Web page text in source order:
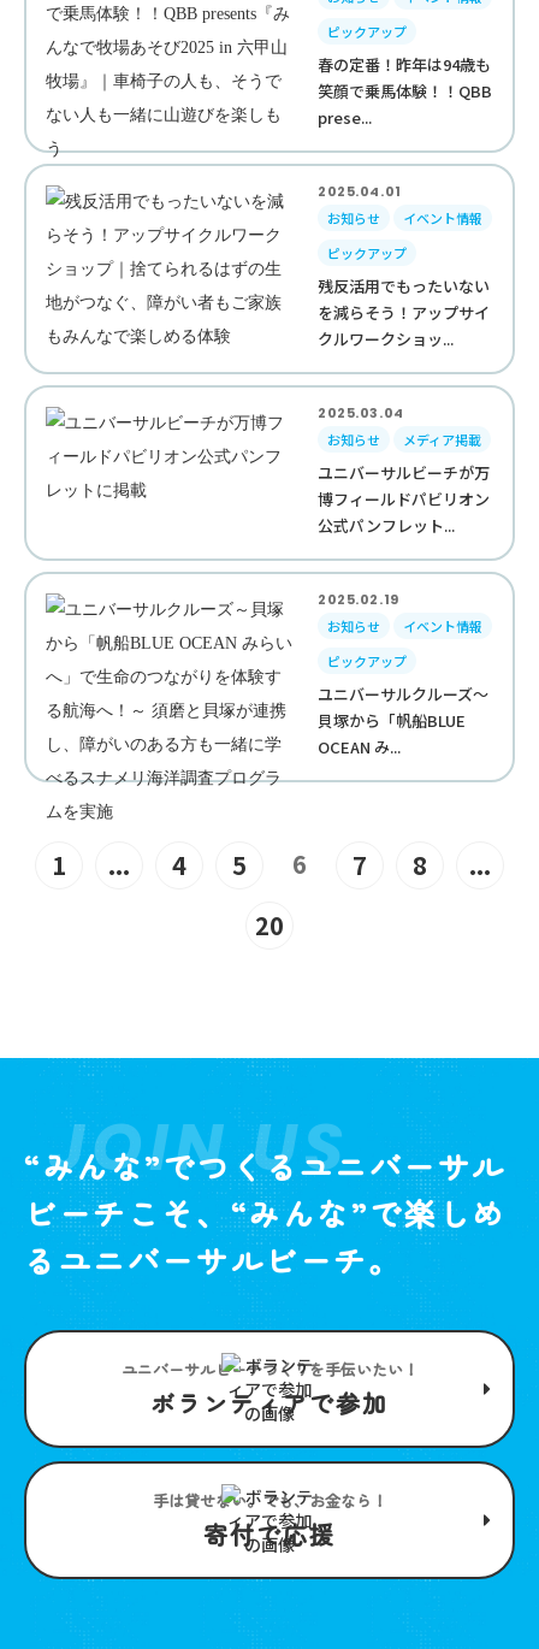
ピックアップ
春の定番！昨年は94歳も
笑顔で乗馬体験！！QBB
prese...
2025.04.01
お知らせ
イベント情報
ピックアップ
残反活用でもったいない
を減らそう！アップサイ
クルワークショッ...
2025.03.04
お知らせ
メディア掲載
ユニバーサルビーチが万
博フィールドパビリオン
公式パンフレット...
2025.02.19
お知らせ
イベント情報
ピックアップ
ユニバーサルクルーズ～
貝塚から「帆船BLUE
OCEAN み...
1 ... 4 5 6 7 8
...
20
JOIN US
“みんな”でつくるユニバーサル
ビーチこそ、“みんな”で楽しめ
るユニバーサルビーチ。
ユニバーサルビーチつくりを手伝いたい！
ボランティアで参加
手は貸せない。でも、お金なら！
寄付で応援